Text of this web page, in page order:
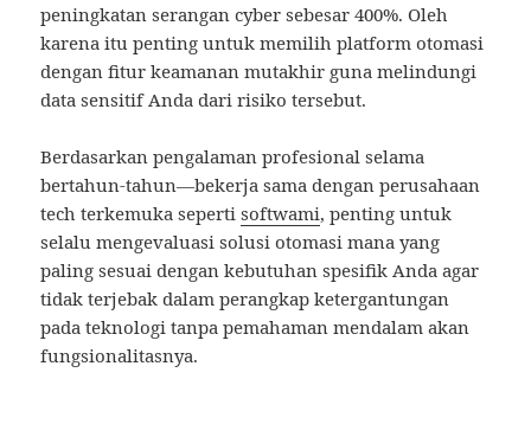
peningkatan serangan cyber sebesar 400%. Oleh
karena itu penting untuk memilih platform otomasi
dengan fitur keamanan mutakhir guna melindungi
data sensitif Anda dari risiko tersebut.
Berdasarkan pengalaman profesional selama
bertahun-tahun—bekerja sama dengan perusahaan
tech terkemuka sepertisoftwami, penting untuk
selalu mengevaluasi solusi otomasi mana yang
paling sesuai dengan kebutuhan spesifik Anda agar
tidak terjebak dalam perangkap ketergantungan
pada teknologi tanpa pemahaman mendalam akan
fungsionalitasnya.